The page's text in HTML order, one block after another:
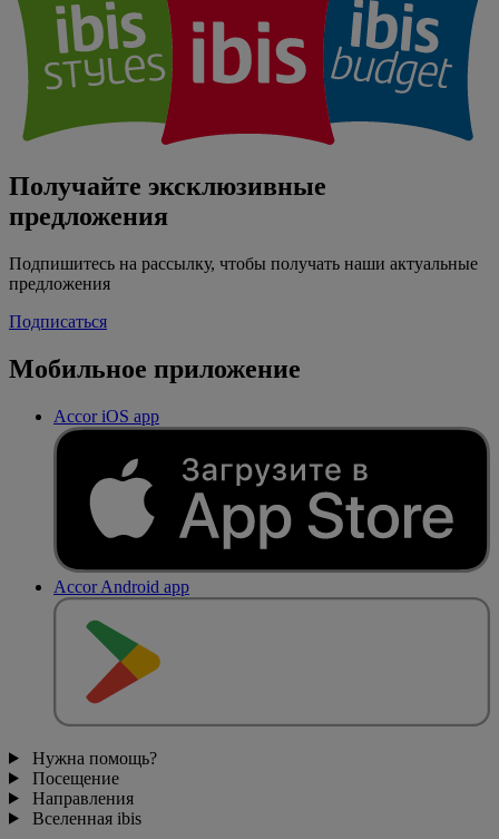
Получайте эксклюзивные
предложения
Подпишитесь на рассылку, чтобы получать наши актуальные
предложения
Подписаться
Мобильное приложение
Accor iOS app
Accor Android app
Нужна помощь?
Посещение
Направления
Вселенная ibis